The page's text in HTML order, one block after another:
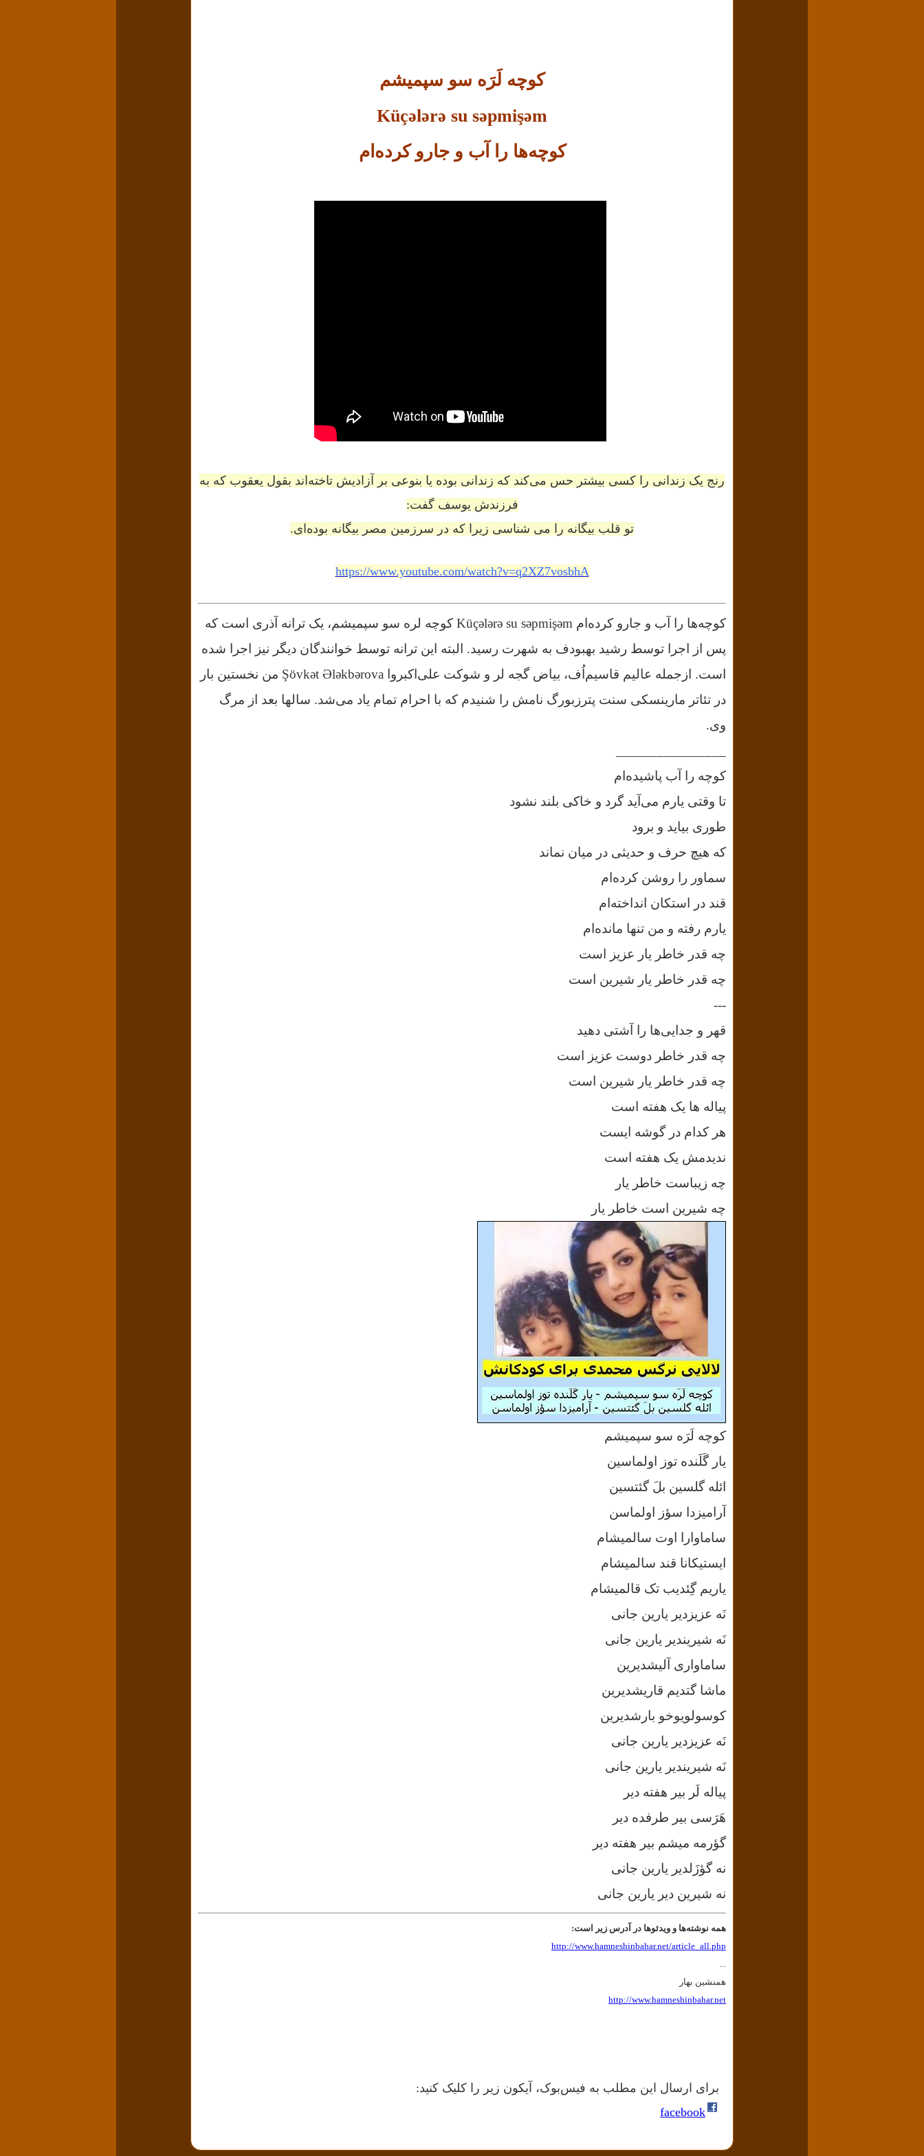
کوچه لَرَه سو سپمیشم
Küçələrə su səpmişəm
کوچه‌ها را آب و جارو کرده‌ام
رنج یک زندانی را کسی بیشتر حس می‌کند که زندانی بوده یا بنوعی بر آزادیش تاخته‌اند بقول یعقوب که به
فرزندش یوسف گفت:
تو قلب بیگانه را می شناسی زیرا که در سرزمین مصر بیگانه بوده‌ای.
https://www.youtube.com/watch?v=q2XZ7vosbhA
کوچه‌ها را آب و جارو کرده‌ام Küçələrə su səpmişəm کوچه لره سو سپمیشم، یک ترانه آذری است که
پس از اجرا توسط رشید بهبودف به شهرت رسید. البته این ترانه توسط خوانندگان دیگر نیز اجرا شده
است. ازجمله عالیم قاسیم‌اُف، بیاض گجه لر و شوکت علی‌اکبروا Şövkət Ələkbərova من نخستین بار
در تئاتر مارینسکی سنت پترزبورگ نامش را شنیدم که با احرام تمام یاد می‌شد. سالها بعد از مرگ
وی.
کوچه را آب پاشیده‌ام
تا وقتی یارم می‌آید گرد و خاکی بلند نشود
طوری بیاید و برود
که هیچ حرف و حدیثی در میان نماند
سماور را روشن کرده‌ام
قند در استکان انداخته‌ام
یارم رفته و من تنها مانده‌ام
چه قدر خاطر یار عزیز است
چه قدر خاطر یار شیرین است
---
قهر و جدایی‌ها را آشتی دهید
چه قدر خاطر دوست عزیز است
چه قدر خاطر یار شیرین است
پیاله ها یک هفته است
هر کدام در گوشه ایست
ندیدمش یک هفته است
چه زیباست خاطر یار
چه شیرین است خاطر یار
کوچه لَرَه سو سپمیشم
یار گَلَنده توز اولماسین
ائله گلسین بلَ گئتسین
آرامیزدا سؤز اولماسن
ساماوارا اوت سالمیشام
ایستیکانا قند سالمیشام
یاریم گِئدیب تک قالمیشام
نَه عزیزدیر یارین جانی
نَه شیریندیر یارین جانی
ساماواری آلیشدیرین
ماشا گتدیم قاریشدیرین
کوسولویوخو بارشدیرین
نَه عزیزدیر یارین جانی
نَه شیریندیر یارین جانی
پیاله لَر بیر هفته دیر
هَرَسی بیر طرفده دیر
گؤرمه میشم بیر هفته دیر
نه گؤزَلدیر یارین جانی
نه شیرین دیر یارین جانی
همه نوشته‌ها و ویدئوها در آدرس زیر است:
http://www.hamneshinbahar.net/article_all.php
...
همنشین بهار
http://www.hamneshinbahar.net
برای ارسال این مطلب به فیس‌بوک، آیکون زیر را کلیک کنید:
facebook